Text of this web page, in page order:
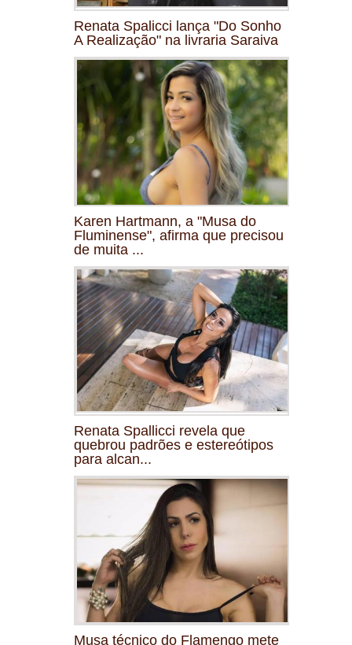
Renata Spalicci lança "Do Sonho
A Realização" na livraria Saraiva
Karen Hartmann, a "Musa do
Fluminense", afirma que precisou
de muita ...
Renata Spallicci revela que
quebrou padrões e estereótipos
para alcan...
Musa técnico do Flamengo mete